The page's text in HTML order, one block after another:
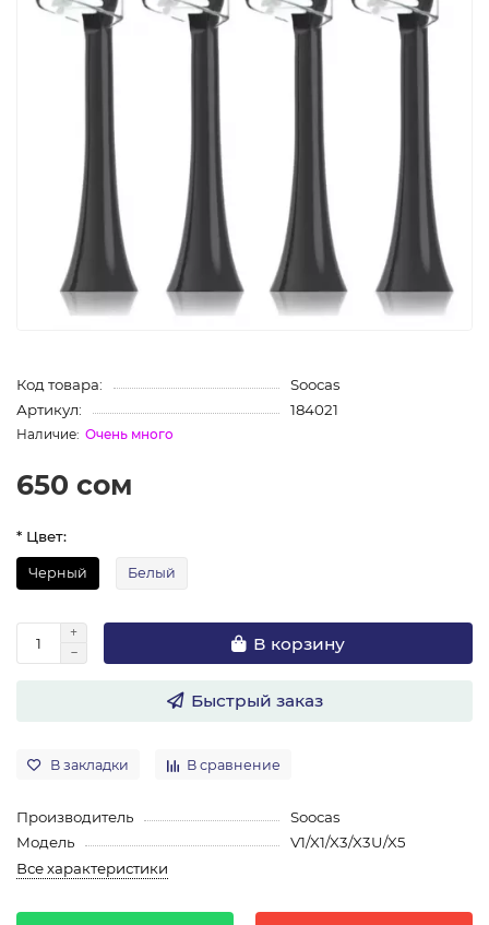
Код товара:
Soocas
Артикул:
184021
Очень много
650 сом
* Цвет:
Черный Белый
В корзину
Быстрый заказ
В закладки В сравнение
Производитель
Soocas
Модель
V1/X1/X3/X3U/X5
Все характеристики